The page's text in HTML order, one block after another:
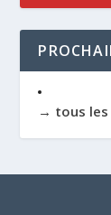
→ tous les